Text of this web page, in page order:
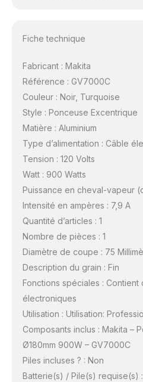
Fiche technique
Fabricant : Makita
Référence : GV7000C
Couleur : Noir, Turquoise
Style : Ponceuse Excentrique
Matière : Aluminium
Type d’alimentation : Câble
Tension : 120 Volts
Watt : 900 Watts
Puissance en cheval-vapeur
Intensité en ampères : 7,9 A
Quantité d’articles : 1
Nombre de pièces : 1
Diamètre de coupe : 75
Description du grain : Fin
Fonctions spéciales : Contient
électroniques
Utilisation : Utilisation:
Composants inclus : Makita –
Ø180mm 900W – GV7000C
Piles incluses ? : Non
Batterie(s) / Pile(s) requise(s)